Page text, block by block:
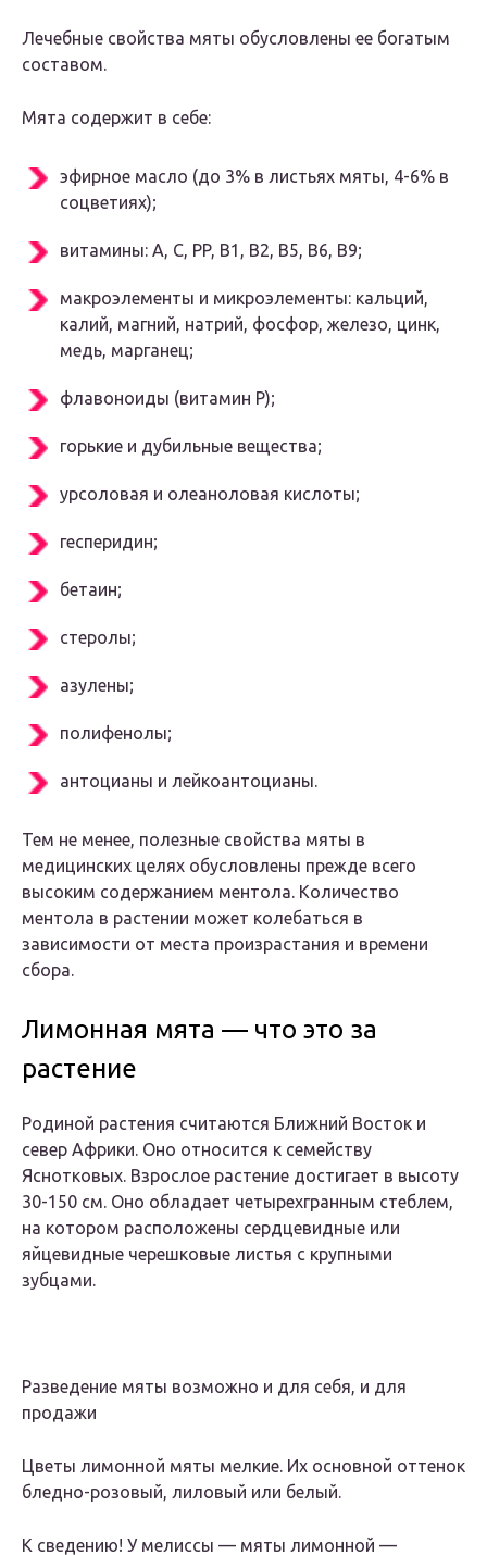
Лечебные свойства мяты обусловлены ее богатым
составом.
Мята содержит в себе:
эфирное масло (до 3% в листьях мяты, 4-6% в
соцветиях);
витамины: A, C, PP, B1, B2, B5, B6, B9;
макроэлементы и микроэлементы: кальций,
калий, магний, натрий, фосфор, железо, цинк,
медь, марганец;
флавоноиды (витамин Р);
горькие и дубильные вещества;
урсоловая и олеаноловая кислоты;
гесперидин;
бетаин;
стеролы;
азулены;
полифенолы;
антоцианы и лейкоантоцианы.
Тем не менее, полезные свойства мяты в
медицинских целях обусловлены прежде всего
высоким содержанием ментола. Количество
ментола в растении может колебаться в
зависимости от места произрастания и времени
сбора.
Лимонная мята — что это за
растение
Родиной растения считаются Ближний Восток и
север Африки. Оно относится к семейству
Яснотковых. Взрослое растение достигает в высоту
30-150 см. Оно обладает четырехгранным стеблем,
на котором расположены сердцевидные или
яйцевидные черешковые листья с крупными
зубцами.
Разведение мяты возможно и для себя, и для
продажи
Цветы лимонной мяты мелкие. Их основной оттенок
бледно-розовый, лиловый или белый.
К сведению! У мелиссы — мяты лимонной —